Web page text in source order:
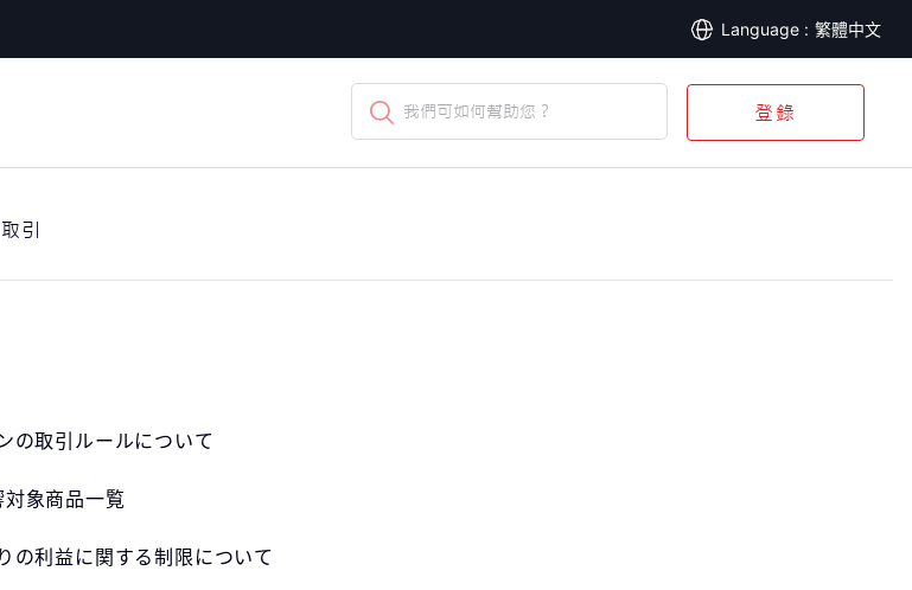
繁體中文
我們可如何幫助您？ 登錄
取引
の取引ルールについて
象商品一覧
の利益に関する制限について